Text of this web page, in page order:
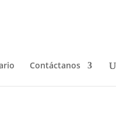
Contáctanos